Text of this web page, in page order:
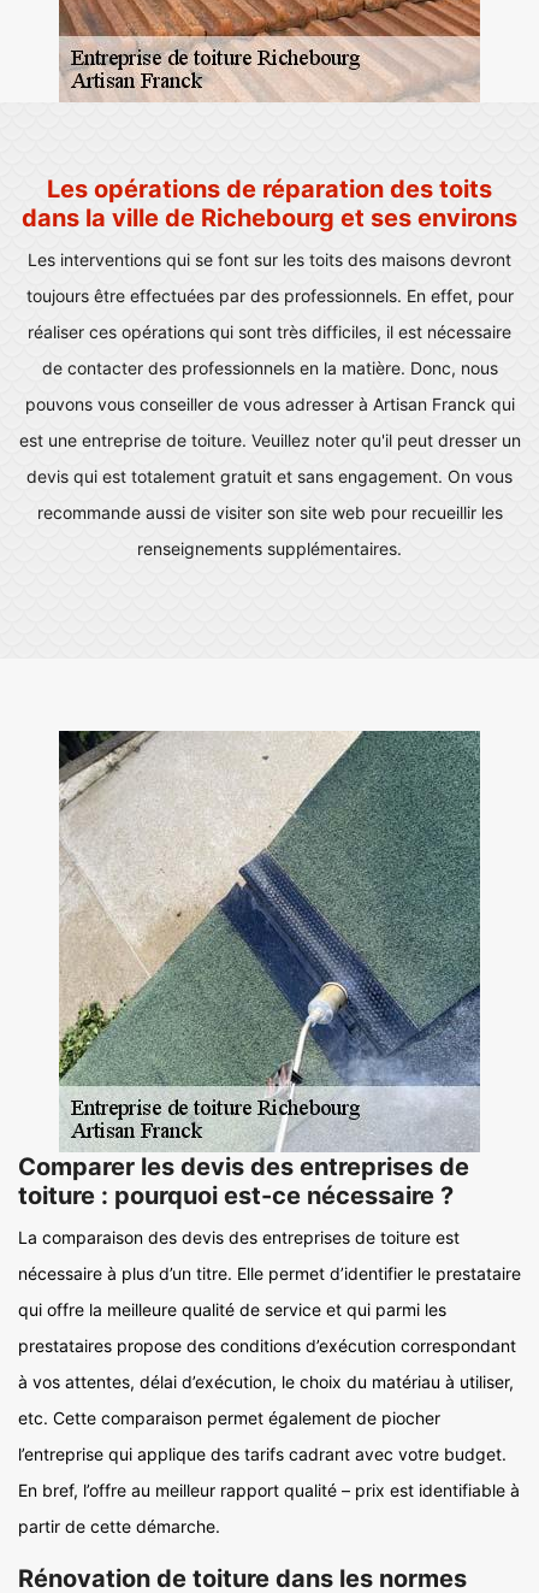
Les opérations de réparation des toits
dans la ville de Richebourg et ses environs
Les interventions qui se font sur les toits des maisons devront
toujours être effectuées par des professionnels. En effet, pour
réaliser ces opérations qui sont très difficiles, il est nécessaire
de contacter des professionnels en la matière. Donc, nous
pouvons vous conseiller de vous adresser à Artisan Franck qui
est une entreprise de toiture. Veuillez noter qu'il peut dresser un
devis qui est totalement gratuit et sans engagement. On vous
recommande aussi de visiter son site web pour recueillir les
renseignements supplémentaires.
Comparer les devis des entreprises de
toiture : pourquoi est-ce nécessaire ?
La comparaison des devis des entreprises de toiture est
nécessaire à plus d’un titre. Elle permet d’identifier le prestataire
qui offre la meilleure qualité de service et qui parmi les
prestataires propose des conditions d’exécution correspondant
à vos attentes, délai d’exécution, le choix du matériau à utiliser,
etc. Cette comparaison permet également de piocher
l’entreprise qui applique des tarifs cadrant avec votre budget.
En bref, l’offre au meilleur rapport qualité – prix est identifiable à
partir de cette démarche.
Rénovation de toiture dans les normes